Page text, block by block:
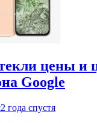
цены и
Google
2 года спустя